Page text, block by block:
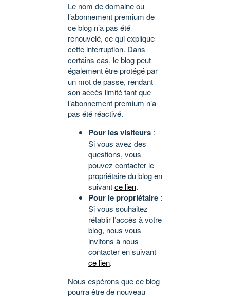
Le nom de domaine ou
l’abonnement premium de
ce blog n’a pas été
renouvelé, ce qui explique
cette interruption. Dans
certains cas, le blog peut
également être protégé par
un mot de passe, rendant
son accès limité tant que
l’abonnement premium n’a
pas été réactivé.
Pour les visiteurs :
Si vous avez des
questions, vous
pouvez contacter le
propriétaire du blog en
suivantce lien.
Pour le propriétaire :
Si vous souhaitez
rétablir l’accès à votre
blog, nous vous
invitons à nous
contacter en suivant
ce lien.
Nous espérons que ce blog
pourra être de nouveau